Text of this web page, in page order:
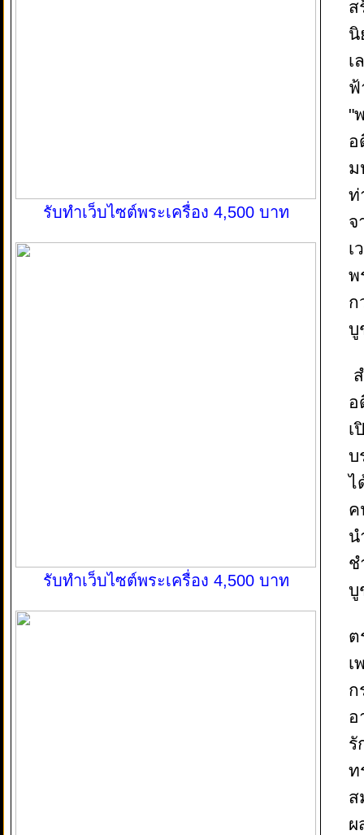
รับทำเว็บไซต์พระเครื่อง 4,500 บาท
รับทำเว็บไซต์พระเครื่อง 4,500 บาท
ส
นิ
เ
ฟ้
"
อ
ม
ท่
จ
เ
พ
ก
บู
อ
เ
บ
ไ
ค
น
ช
บู
ต
เ
ก
อ
รั
ท
ส
ผ